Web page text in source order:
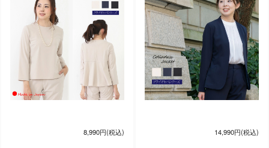
8,990円(税込) 14,990円(税込)